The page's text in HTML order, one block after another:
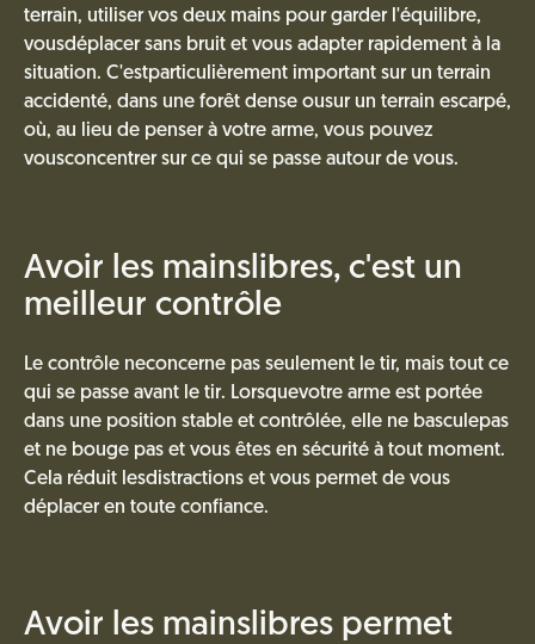
terrain, utiliser vos deux mains pour garder l'équilibre,
vousdéplacer sans bruit et vous adapter rapidement à la
situation. C'estparticulièrement important sur un terrain
accidenté, dans une forêt dense ousur un terrain escarpé,
où, au lieu de penser à votre arme, vous pouvez
vousconcentrer sur ce qui se passe autour de vous.
Avoir les mainslibres, c'est un
meilleur contrôle
Le contrôle neconcerne pas seulement le tir, mais tout ce
qui se passe avant le tir. Lorsquevotre arme est portée
dans une position stable et contrôlée, elle ne basculepas
et ne bouge pas et vous êtes en sécurité à tout moment.
Cela réduit lesdistractions et vous permet de vous
déplacer en toute confiance.
Avoir les mainslibres permet